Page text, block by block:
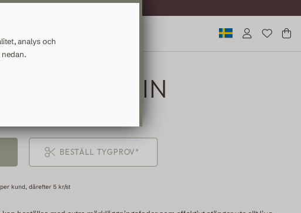
BESTÄLL TYGPROV*
kund, därefter 5 kr/st
analys och